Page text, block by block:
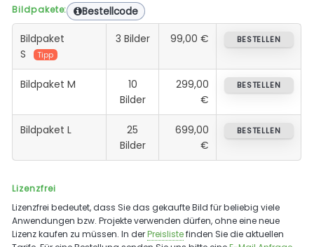
Bildpakete: Bestellcode
Bildpaket
S
Tipp
3 Bilder 99,00 € BESTELLEN
Bildpaket M
10
Bilder
299,00
€
BESTELLEN
Bildpaket L
25
Bilder
699,00
€
BESTELLEN
Lizenzfrei
Lizenzfrei bedeutet, dass Sie das gekaufte Bild für beliebig viele
Anwendungen bzw. Projekte verwenden dürfen, ohne eine neue
Lizenz kaufen zu müssen. In derPreislistefinden Sie die aktuellen